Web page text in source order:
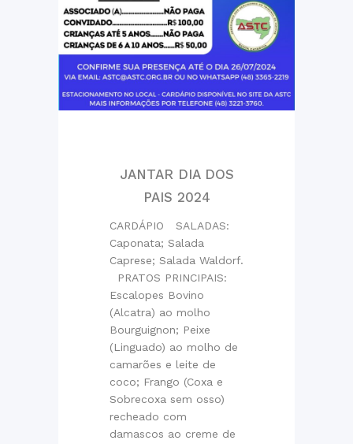
JANTAR DIA DOS
PAIS 2024
CARDÁPIO SALADAS:
Caponata; Salada
Caprese; Salada Waldorf.
PRATOS PRINCIPAIS:
Escalopes Bovino
(Alcatra) ao molho
Bourguignon; Peixe
(Linguado) ao molho de
camarões e leite de
coco; Frango (Coxa e
Sobrecoxa sem osso)
recheado com
damascos ao creme de